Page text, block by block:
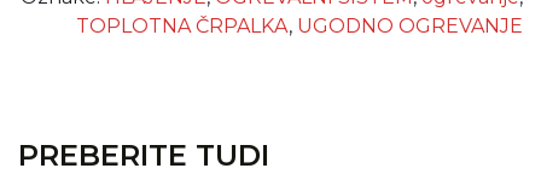
TOPLOTNA ČRPALKA, UGODNO OGREVANJE
PREBERITE TUDI